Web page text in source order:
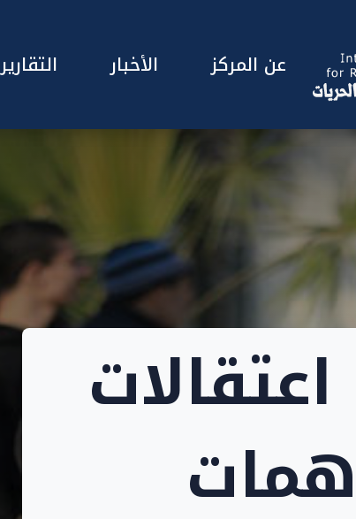
عن المركز الأخبار التقارير